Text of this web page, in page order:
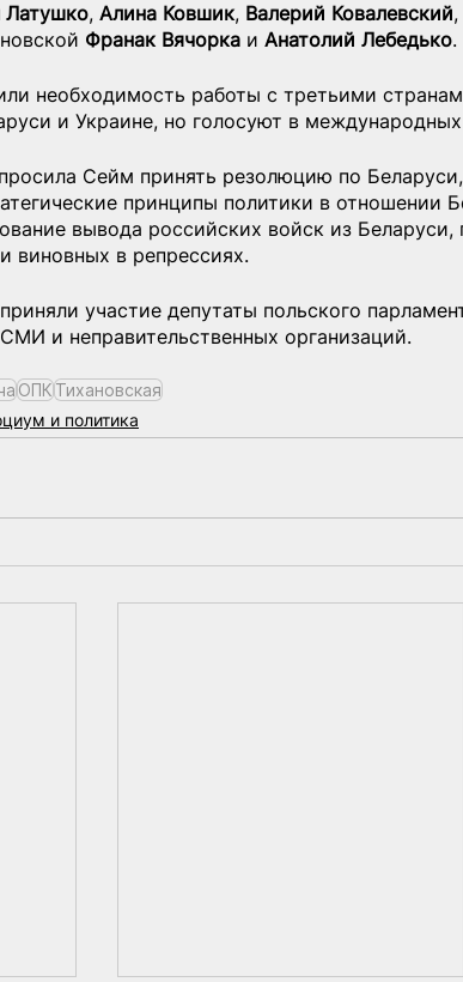
Латушко, Алина Ковшик, Валерий Ковалевский,
Франак Вячорка и Анатолий Лебедько.
необходимость работы с третьими
и Украине, но голосуют в
Сейм принять резолюцию по
принципы политики в отношении
вывода российских войск из Беларуси,
виновных в репрессиях.
участие депутаты польского
и неправительственных организаций.
ОПКТихановская
и политика